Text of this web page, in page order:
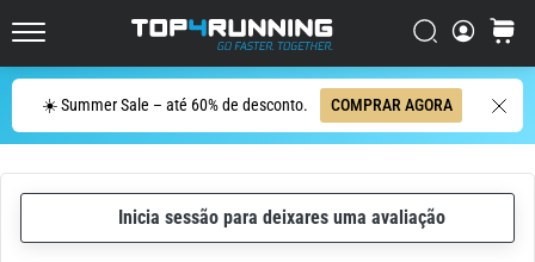
☀️ Summer Sale – até 60% de desconto. COMPRAR AGORA
Procurar
cesto
Procurar
resumido
em
frase:
dói,
mas
vale
pena!
Inicia sessão para deixares uma avaliação